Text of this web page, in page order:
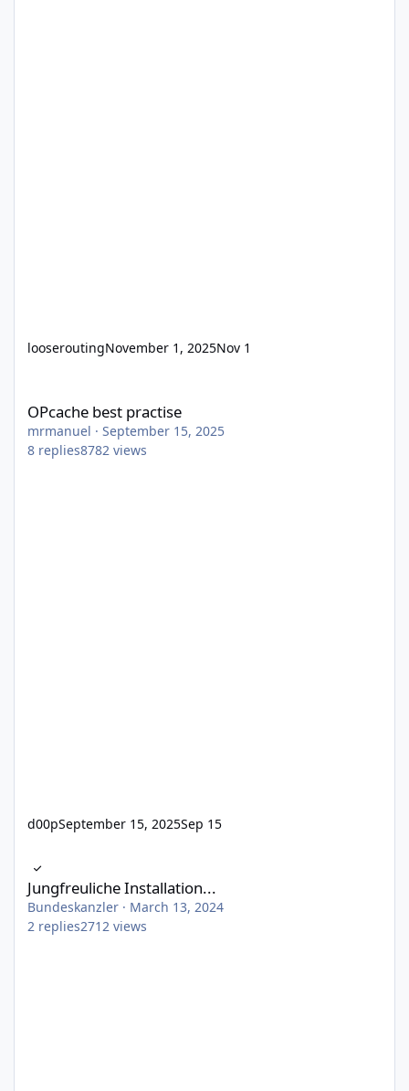
looseroutingNovember 1, 2025Nov 1
OPcache best practise
mrmanuel · September 15, 2025
8 replies8782 views
d00pSeptember 15, 2025Sep 15
Jungfreuliche Installation...
Bundeskanzler · March 13, 2024
2 replies2712 views